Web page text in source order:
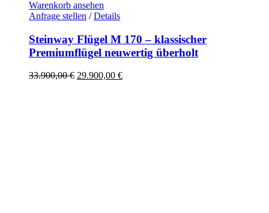
Warenkorb ansehen
Anfrage stellen / Details
Steinway Flügel M 170 – klassischer
Premiumflügel neuwertig überholt
33.900,00€ Ursprünglicher
29.900,00 €Aktueller